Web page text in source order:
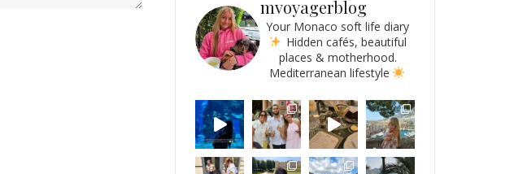
mvoyagerblog
Your Monaco soft life diary
Hidden cafés, beautiful
places & motherhood.
Mediterranean lifestyle